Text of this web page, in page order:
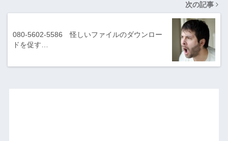
次の記事
080-5602-5586 怪しいファイルのダウンロー
ドを促す…